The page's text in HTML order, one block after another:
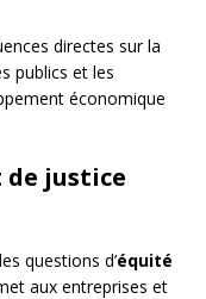
directes sur la
publics et les
économique
de justice
questions d’équité
aux entreprises et